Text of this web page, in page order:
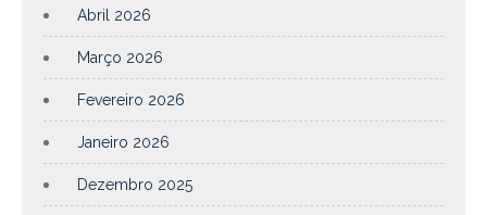
Abril 2026
Março 2026
Fevereiro 2026
Janeiro 2026
Dezembro 2025